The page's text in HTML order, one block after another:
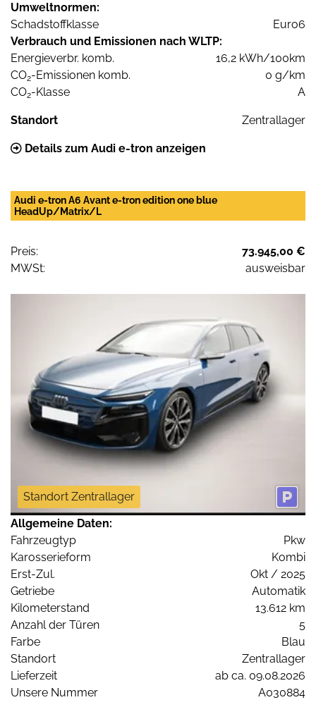
Umweltnormen:
Schadstoffklasse
Euro6
Verbrauch und Emissionen nach WLTP:
Energieverbr. komb.
16,2 kWh/100km
CO2-Emissionen komb.
0 g/km
CO2-Klasse A
Standort Zentrallager
Details zum Audi e-tron anzeigen
Audi e-tron A6 Avant e-tron edition one blue
HeadUp/Matrix/L
Preis:
73.945,00 €
MWSt:
ausweisbar
Standort Zentrallager
Allgemeine Daten:
Fahrzeugtyp
Pkw
Karosserieform
Kombi
Erst-Zul.
Okt / 2025
Getriebe
Automatik
Kilometerstand
13.612 km
Anzahl der Türen
5
Farbe
Blau
Standort
Zentrallager
Lieferzeit
ab ca. 09.08.2026
Unsere Nummer
A030884